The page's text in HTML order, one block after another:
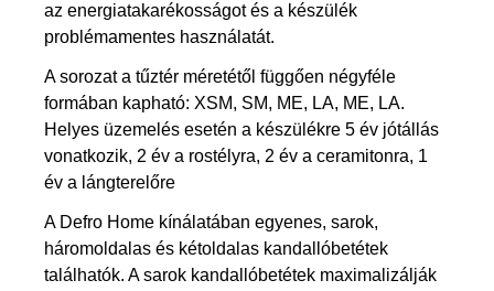
az energiatakarékosságot és a készülék
problémamentes használatát.
A sorozat a tűztér méretétől függően négyféle
formában kapható: XSM, SM, ME, LA, ME, LA.
Helyes üzemelés esetén a készülékre 5 év jótállás
vonatkozik, 2 év a rostélyra, 2 év a ceramitonra, 1
év a lángterelőre
A Defro Home kínálatában egyenes, sarok,
háromoldalas és kétoldalas kandallóbetétek
találhatók. A sarok kandallóbetétek maximalizálják